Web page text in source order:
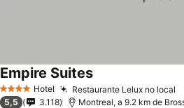
4 EstrelasHotel Restaurante Lelux no local
Empire Suites
5,5 3.118 Montreal, a 9.2 km de